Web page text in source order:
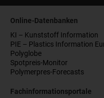
Online-Datenbanken
KI – Kunststoff Information
PIE – Plastics Information
Polyglobe
Spotpreis-Monitor
Polymerpres-Forecasts
Fachinformationsportale